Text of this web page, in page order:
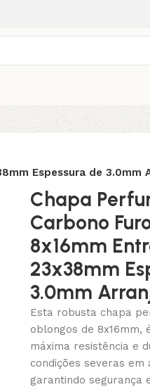
Espessura de 3.0mm
Chapa
Carbono
8x16mm
23x38mm
3.0mm
Esta robusta chapa
oblongos de 8x16mm,
máxima resistência e
condições severas em
garantindo segurança